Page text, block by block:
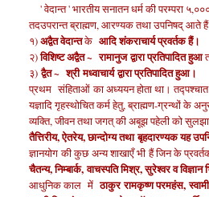
' वेदान्त ' भारतीय सनातन धर्म की परम्परा
तदउपरान्त ब्राह्मण, आरण्यक तथा उपनिषद् आते
१)अद्वैत वेदान्तकेआदि शंकराचार्य प्रवर्तक हैं।
२)विशिष्ट अद्वैत ~ रामानुजद्वारा प्रतिपादित हुआ
३)द्वैत ~ श्री मध्वाचार्यद्वारा प्रतिपादित हुआ।
प्रथमसंहिताओंका अध्ययन होता था।
यज्ञादि गृहस्थोचित कर्म हेतु, ब्राह्मण-ग्रन्थों
व्यक्ति, जीवन तथा जगत् की अबूझ पहेली को
तैत्तिरीय, ऐतरेय, छान्दोग्य तथाबृहदारण्यक यह
ज्ञानयोग की कुछ अन्य शाखाएँ भीहैं जिन के
चैतन्य, निम्बार्क,वाचस्पति मिश्र, सुरेश्वर व विज्ञान
आधुनिक काल मेंठाकुररामकृष्ण परमहंस,